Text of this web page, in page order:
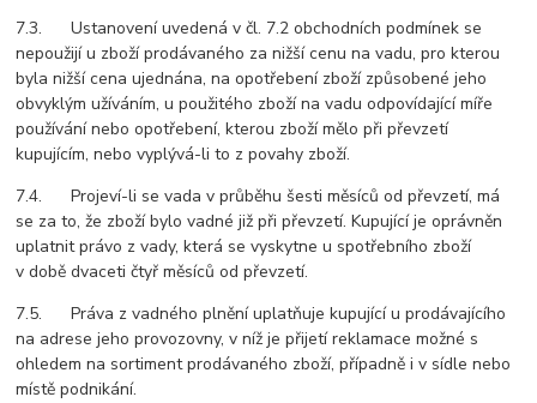
7.3. Ustanovení uvedená v čl. 7.2 obchodních podmínek se
nepoužijí u zboží prodávaného za nižší cenu na vadu, pro kterou
byla nižší cena ujednána, na opotřebení zboží způsobené jeho
obvyklým užíváním, u použitého zboží na vadu odpovídající míře
používání nebo opotřebení, kterou zboží mělo při převzetí
kupujícím, nebo vyplývá-li to z povahy zboží.
7.4. Projeví-li se vada v průběhu šesti měsíců od převzetí, má
se za to, že zboží bylo vadné již při převzetí. Kupující je oprávněn
uplatnit právo z vady, která se vyskytne u spotřebního zboží
v době dvaceti čtyř měsíců od převzetí.
7.5. Práva z vadného plnění uplatňuje kupující u prodávajícího
na adrese jeho provozovny, v níž je přijetí reklamace možné s
ohledem na sortiment prodávaného zboží, případně i v sídle nebo
místě podnikání.